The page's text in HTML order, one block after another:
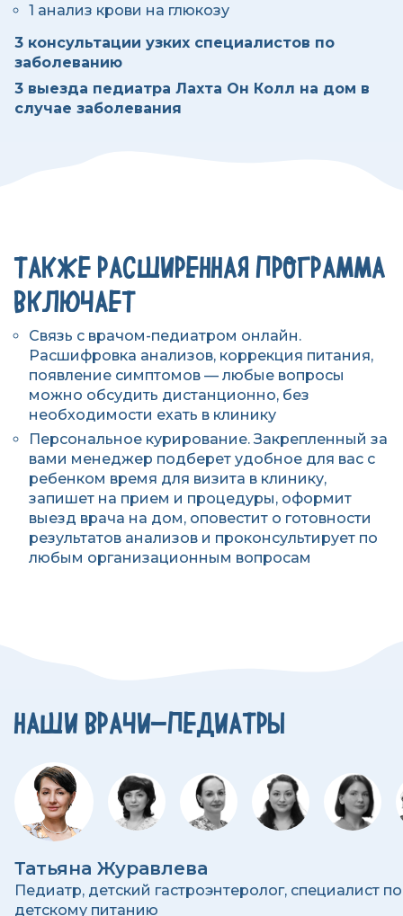
1 анализ крови на глюкозу
3 консультации узких специалистов по
заболеванию
3 выезда педиатра Лахта Он Колл на дом в
случае заболевания
ТАКЖЕ РАСШИРЕННАЯ ПРОГРАММА
ВКЛЮЧАЕТ
Связь с врачом-педиатром онлайн.
Расшифровка анализов, коррекция питания,
появление симптомов — любые вопросы
можно обсудить дистанционно, без
необходимости ехать в клинику
Персональное курирование. Закрепленный за
вами менеджер подберет удобное для вас с
ребенком время для визита в клинику,
запишет на прием и процедуры, оформит
выезд врача на дом, оповестит о готовности
результатов анализов и проконсультирует по
любым организационным вопросам
НАШИ ВРАЧИ-ПЕДИАТРЫ
Татьяна Журавлева
Педиатр, детский гастроэнтеролог, специалист по
детскому питанию